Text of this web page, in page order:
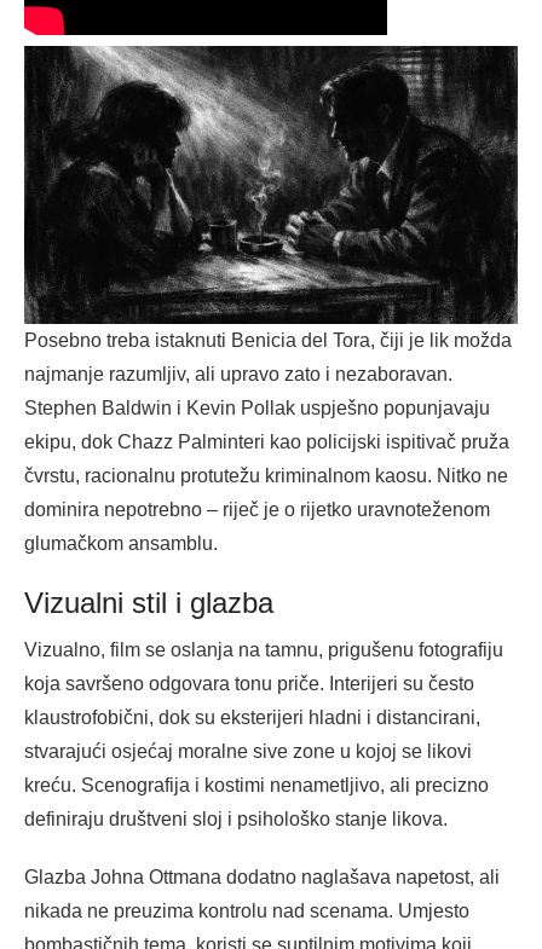
Posebno treba istaknuti Benicia del Tora, čiji je lik možda
najmanje razumljiv, ali upravo zato i nezaboravan.
Stephen Baldwin i Kevin Pollak uspješno popunjavaju
ekipu, dok Chazz Palminteri kao policijski ispitivač pruža
čvrstu, racionalnu protutežu kriminalnom kaosu. Nitko ne
dominira nepotrebno – riječ je o rijetko uravnoteženom
glumačkom ansamblu.
Vizualni stil i glazba
Vizualno, film se oslanja na tamnu, prigušenu fotografiju
koja savršeno odgovara tonu priče. Interijeri su često
klaustrofobični, dok su eksterijeri hladni i distancirani,
stvarajući osjećaj moralne sive zone u kojoj se likovi
kreću. Scenografija i kostimi nenametljivo, ali precizno
definiraju društveni sloj i psihološko stanje likova.
Glazba Johna Ottmana dodatno naglašava napetost, ali
nikada ne preuzima kontrolu nad scenama. Umjesto
bombastičnih tema, koristi se suptilnim motivima koji